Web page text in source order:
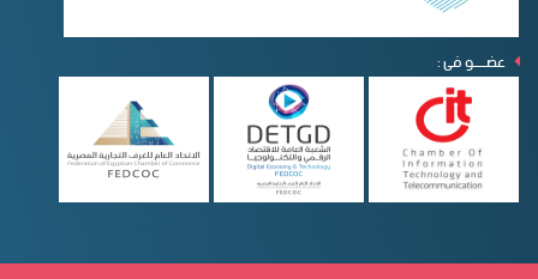
عضـــــو فى :